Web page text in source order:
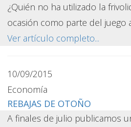
¿Quién no ha utilizado la
ocasión como parte del juego
Ver artículo completo...
10/09/2015
Economía
REBAJAS DE OTOÑO
A finales de julio publicamos